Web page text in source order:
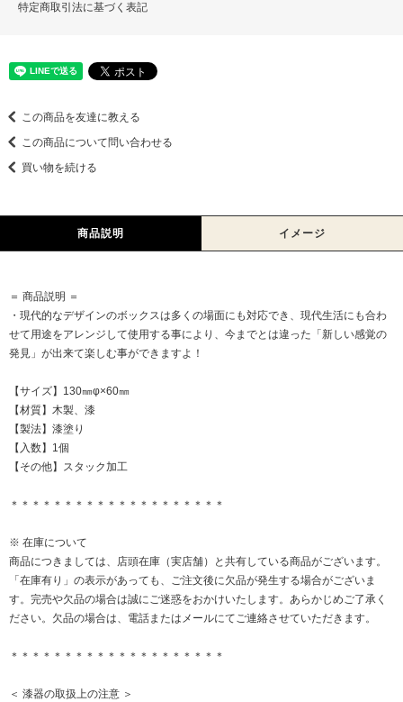
特定商取引法に基づく表記
この商品を友達に教える
この商品について問い合わせる
買い物を続ける
商品説明 イメージ
＝ 商品説明 ＝
・現代的なデザインのボックスは多くの場面にも対応でき、現代生活にも合わ
せて用途をアレンジして使用する事により、今までとは違った「新しい感覚の
発見」が出来て楽しむ事ができますよ！
【サイズ】130㎜φ×60㎜
【材質】木製、漆
【製法】漆塗り
【入数】1個
【その他】スタック加工
＊＊＊＊＊＊＊＊＊＊＊＊＊＊＊＊＊＊＊＊
※ 在庫について
商品につきましては、店頭在庫（実店舗）と共有している商品がございます。
「在庫有り」の表示があっても、ご注文後に欠品が発生する場合がございま
す。完売や欠品の場合は誠にご迷惑をおかけいたします。あらかじめご了承く
ださい。欠品の場合は、電話またはメールにてご連絡させていただきます。
＊＊＊＊＊＊＊＊＊＊＊＊＊＊＊＊＊＊＊＊
＜ 漆器の取扱上の注意 ＞